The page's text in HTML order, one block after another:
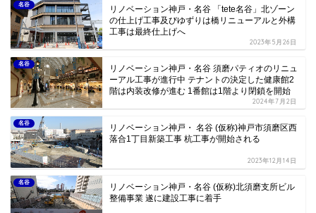
名谷
リノベーション神戸・名谷 「tete名谷」北ゾーン
の仕上げ工事及びゆずりは橋リニューアルと外構
工事は最終仕上げへ
2023年5月26日
名谷
リノベーション神戸・名谷 須磨パティオのリニュ
ーアル工事が進行中 テナントの決定した健康館2
階は内装改修が進む 1番館は1階より閉鎖を開始
2024年7月2日
名谷
リノベーション神戸・ 名谷 (仮称)神戸市須磨区西
落合1丁目新築工事 杭工事が開始される
2023年12月14日
名谷
リノベーション神戸・名谷 (仮称)北須磨支所ビル
整備事業 遂に建設工事に着手